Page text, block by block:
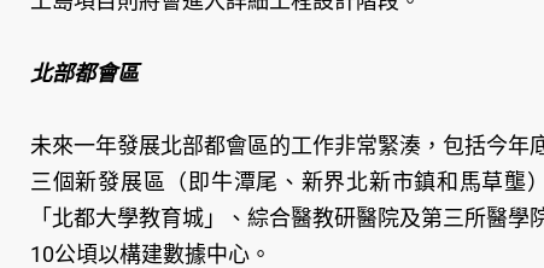
北部都會區
未來一年發展北部都會區的工作非常緊湊，包括今
三個新發展區（即牛潭尾、新界北新市鎮和馬草壟
「北都大學教育城」、綜合醫教研醫院及第三所醫
10公頃以構建數據中心。